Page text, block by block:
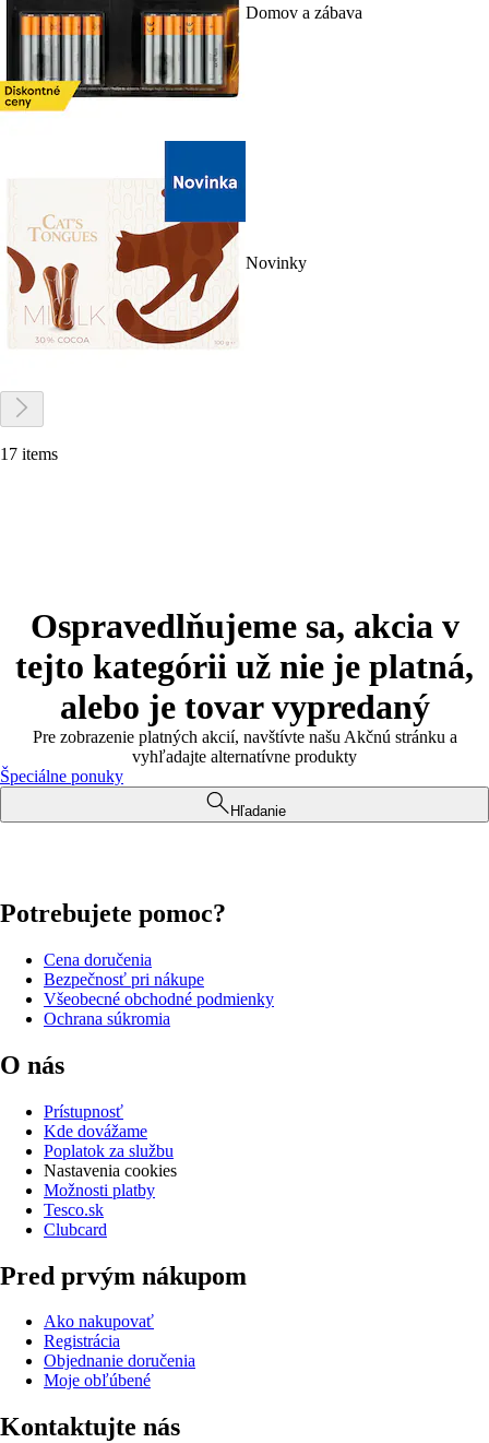
Domov a zábava
Novinky
17 items
Ospravedlňujeme sa, akcia v
tejto kategórii už nie je platná,
alebo je tovar vypredaný
Pre zobrazenie platných akcií, navštívte našu Akčnú stránku a
vyhľadajte alternatívne produkty
Špeciálne ponuky
Hľadanie
Potrebujete pomoc?
Cena doručenia
Bezpečnosť pri nákupe
Všeobecné obchodné podmienky
Ochrana súkromia
O nás
Prístupnosť
Kde dovážame
Poplatok za službu
Nastavenia cookies
Možnosti platby
Tesco.sk
Clubcard
Pred prvým nákupom
Ako nakupovať
Registrácia
Objednanie doručenia
Moje obľúbené
Kontaktujte nás